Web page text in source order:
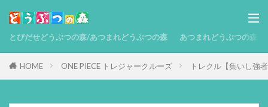
とびだせどうぶつの森/あつまれどうぶつの森 あつまれどうぶつの森
HOME ONE PIECE トレジャークルーズ トレクル【集いし強